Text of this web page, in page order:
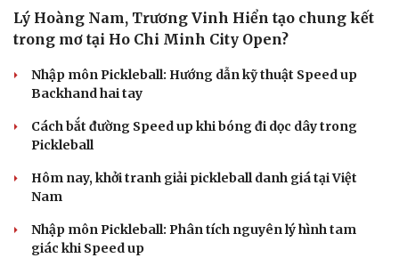
Lý Hoàng Nam, Trương Vinh Hiển tạo chung kết
trong mơ tại Ho Chi Minh City Open?
Nhập môn Pickleball: Hướng dẫn kỹ thuật Speed up
Backhand hai tay
Cách bắt đường Speed up khi bóng đi dọc dây trong
Pickleball
Hôm nay, khởi tranh giải pickleball danh giá tại Việt
Nam
Nhập môn Pickleball: Phân tích nguyên lý hình tam
giác khi Speed up